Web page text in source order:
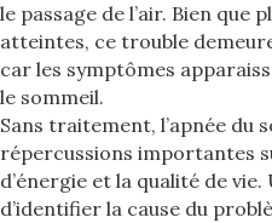
le passage de l’air. Bien que
atteintes, ce trouble
car les symptômes
le sommeil.
Sans traitement, l’apnée du
répercussions importantes
d’énergie et la qualité de
d’identifier la cause du